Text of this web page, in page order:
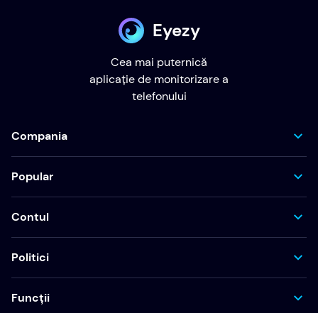
Eyezy
Cea mai puternică
aplicație de monitorizare a
telefonului
Compania
Popular
Contul
Politici
Funcții